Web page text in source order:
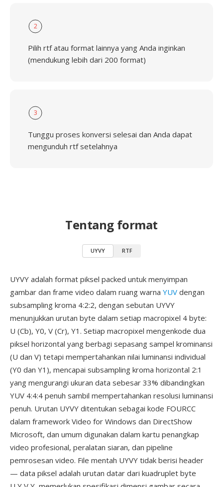
2
Pilih rtf atau format lainnya yang Anda inginkan
(mendukung lebih dari 200 format)
3
Tunggu proses konversi selesai dan Anda dapat
mengunduh rtf setelahnya
Tentang format
UYVY RTF
UYVY adalah format piksel packed untuk menyimpan
gambar dan frame video dalam ruang warna YUV dengan
subsampling kroma 4:2:2, dengan sebutan UYVY
menunjukkan urutan byte dalam setiap macropixel 4 byte:
U (Cb), Y0, V (Cr), Y1. Setiap macropixel mengenkode dua
piksel horizontal yang berbagi sepasang sampel krominansi
(U dan V) tetapi mempertahankan nilai luminansi individual
(Y0 dan Y1), mencapai subsampling kroma horizontal 2:1
yang mengurangi ukuran data sebesar 33% dibandingkan
YUV 4:4:4 penuh sambil mempertahankan resolusi luminansi
penuh. Urutan UYVY ditentukan sebagai kode FOURCC
dalam framework Video for Windows dan DirectShow
Microsoft, dan umum digunakan dalam kartu penangkap
video profesional, peralatan siaran, dan pipeline
pemrosesan video. File mentah UYVY tidak berisi header
— data piksel adalah urutan datar dari kuadruplet byte